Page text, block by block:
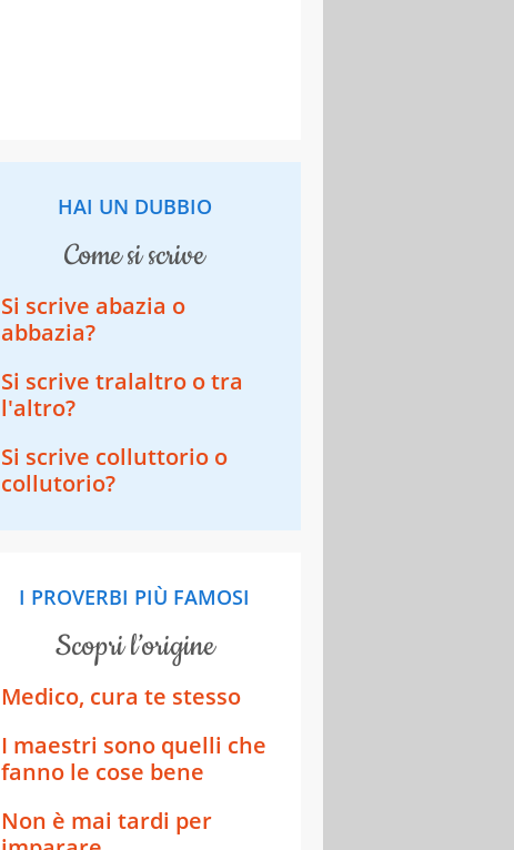
HAI UN DUBBIO
come si scrive
Si scrive abazia o
abbazia?
Si scrive tralaltro o tra
l'altro?
Si scrive colluttorio o
collutorio?
I PROVERBI PIÙ FAMOSI
scopri l’origine
Medico, cura te stesso
I maestri sono quelli che
fanno le cose bene
Non è mai tardi per